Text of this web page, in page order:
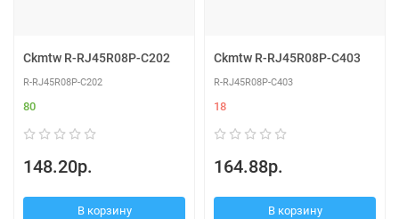
Ckmtw R-RJ45R08P-C202
R-RJ45R08P-C202
80
148.20р.
В корзину
Ckmtw R-RJ45R08P-C403
R-RJ45R08P-C403
18
164.88р.
В корзину